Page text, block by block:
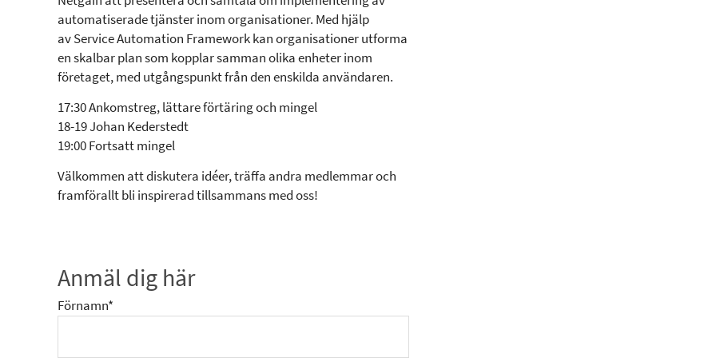
automatiserade tjänster inom organisationer. Med hjälp
av Service Automation Framework kan organisationer utforma
en skalbar plan som kopplar samman olika enheter inom
företaget, med utgångspunkt från den enskilda användaren.
17:30 Ankomstreg, lättare förtäring och mingel
18-19 Johan Kederstedt
19:00 Fortsatt mingel
Välkommen att diskutera idéer, träffa andra medlemmar och
framförallt bli inspirerad tillsammans med oss!
Anmäl dig här
Förnamn*